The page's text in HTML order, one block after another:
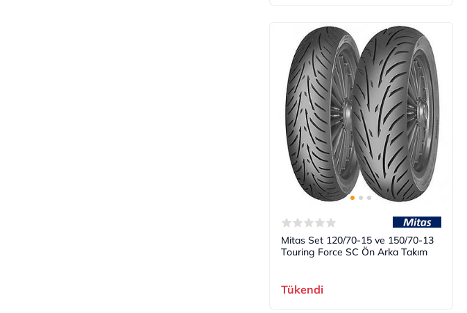
Mitas Set 120/70-15 ve 150/70-13
Touring Force SC Ön Arka Takım
Tükendi